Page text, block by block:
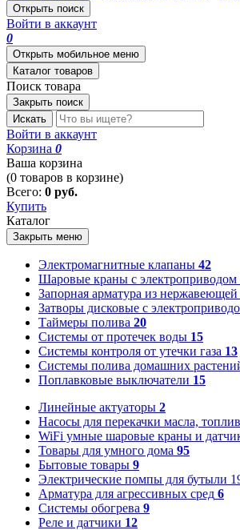
Открыть поиск
Войти в аккаунт
0
Открыть мобильное меню
Каталог товаров
Поиск товара
Закрыть поиск
Искать
Войти в аккаунт
Корзина 0
Ваша корзина
(0 товаров в корзине)
Всего: 0 руб.
Купить
Каталог
Закрыть меню
Электромагнитные клапаны 42
Шаровые краны с электроприводом
Запорная арматура из нержавеющей
Затворы дисковые с
Таймеры полива 20
Системы от протечек воды 15
Системы контроля от утечки газа 13
Системы полива домашних
Поплавковые выключатели 15
Линейные актуаторы 2
Насосы для перекачки масла,
WiFi умные шаровые краны и
Товары для умного дома 95
Бытовые товары 9
Электрические помпы для бутыли
Арматура для агрессивных сред 6
Системы обогрева 9
Реле и датчики 12